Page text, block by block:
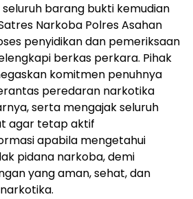
barang bukti kemudian
Narkoba Polres Asahan
penyidikan dan pemeriksaan
berkas perkara. Pihak
komitmen penuhnya
peredaran narkotika
serta mengajak seluruh
agar tetap aktif
apabila mengetahui
pidana narkoba, demi
yang aman, sehat, dan